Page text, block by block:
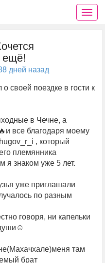
ещё!
дней назад
своей поездке в гости к
в Чечне, а
все благодаря моему
, который
племянника
я знаком уже 5 лет.
уже приглашали
по разным
говоря, ни капельки
там
брат